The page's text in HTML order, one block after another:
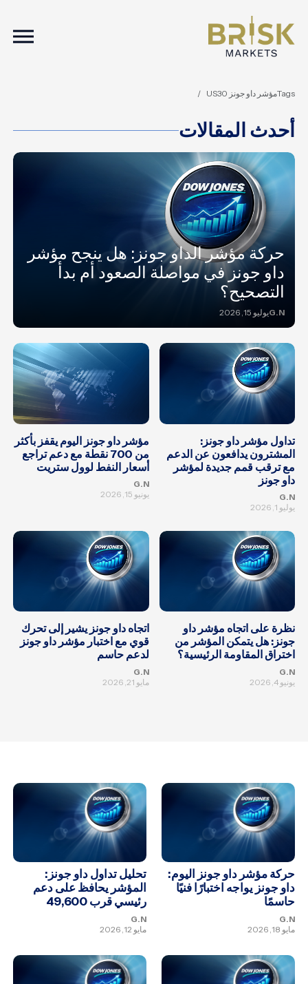
Tagsمؤشر داو جونز US30
أحدث المقالات
حركة مؤشر الداو جونز: هل ينجح مؤشر
داو جونز في مواصلة الصعود أم بدأ
التصحيح؟
G.Nيوليو 15, 2026
تداول مؤشر داو جونز:
المشترون يدافعون عن الدعم
مع ترقب قمم جديدة لمؤشر
داو جونز
G.N
يوليو 1, 2026
مؤشر داو جونز اليوم يقفز بأكثر
من 700 نقطة مع دعم تراجع
أسعار النفط لوول ستريت
G.N
يونيو 15, 2026
نظرة على اتجاه مؤشر داو
جونز: هل يتمكن المؤشر من
اختراق المقاومة الرئيسية؟
G.N
يونيو 4, 2026
اتجاه داو جونز يشير إلى تحرك
قوي مع اختبار مؤشر داو جونز
لدعم حاسم
G.N
مايو 21, 2026
حركة مؤشر داو جونز اليوم:
داو جونز يواجه اختبارًا فنيًا
حاسمًا
G.N
مايو 18, 2026
تحليل تداول داو جونز:
المؤشر يحافظ على دعم
رئيسي قرب 49,600
G.N
مايو 12, 2026